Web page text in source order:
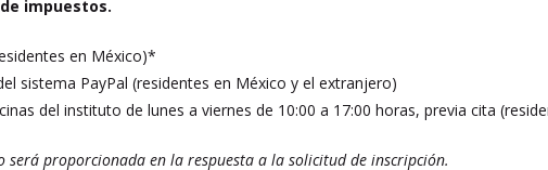
impuestos.
en México)*
sistema PayPal (residentes en México y el extranjero)
del instituto de lunes a viernes de 10:00 a 17:00 horas, previa cita
proporcionada en la respuesta a la solicitud de inscripción.